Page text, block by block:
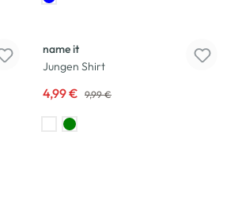
name it
Jungen Shirt
4,99 € 9,99 €